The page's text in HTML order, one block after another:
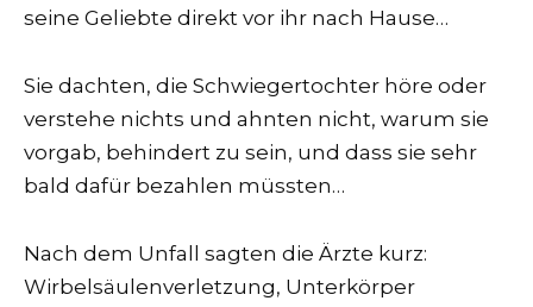
seine Geliebte direkt vor ihr nach Hause…
Sie dachten, die Schwiegertochter höre oder
verstehe nichts und ahnten nicht, warum sie
vorgab, behindert zu sein, und dass sie sehr
bald dafür bezahlen müssten…
Nach dem Unfall sagten die Ärzte kurz:
Wirbelsäulenverletzung, Unterkörper